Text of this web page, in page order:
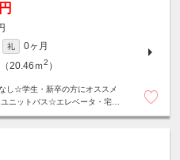
礼
0ヶ月
20.46ｍ2 ）
し☆学生・新卒の方にオススメ
ニットバス☆エレベータ・宅配